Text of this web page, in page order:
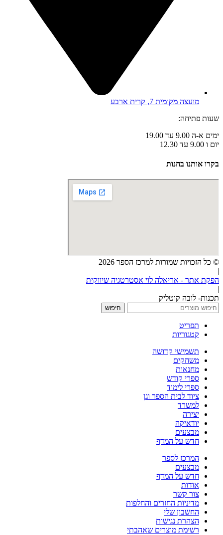
מועצה מקומית 7, קרית ארבע
שעות פתיחה:
ימים א-ה 9.00 עד 19.00
יום ו 9.00 עד 12.30
בקרו אותנו בחנות
© כל הזכויות שמורות למרכז הספר 2026
|
הפקת אתר - אריאלה לוי אסטרטגיה שיווקית
|
תכנות- לובה קוטליק
חיפוש
תפריט
קטגוריות
תשמישי קדושה
משחקים
מחנאות
ספרי קודש
ספרי לימוד
ציוד לבית הספר וגן
למשרד
יצירה
יודאיקה
מבצעים
חדש על המדף
המרכז לספר
מבצעים
חדש על המדף
אודות
צור קשר
מדיניות החזרים והחלפות
החשבון שלי
הצהרת נגישות
רשימת מוצרים שאהבתי